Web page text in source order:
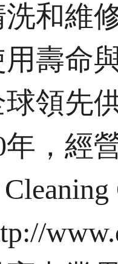
和維
壽命
領先
，經